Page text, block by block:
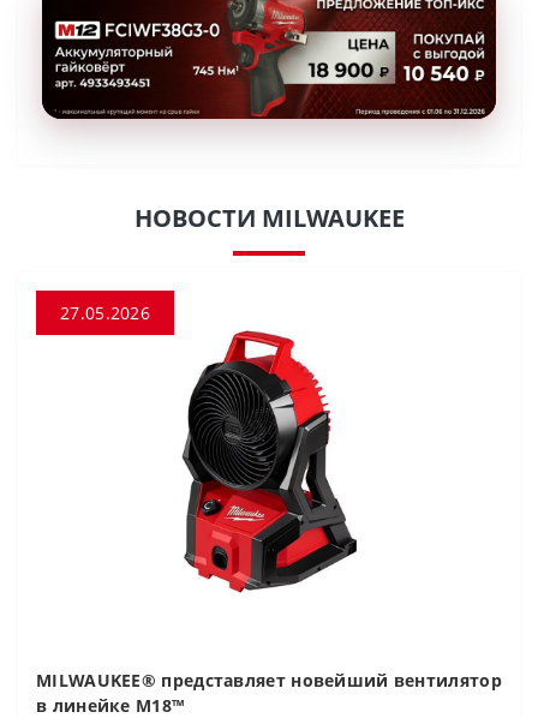
НОВОСТИ MILWAUKEE
27.05.2026
MILWAUKEE® представляет новейший вентилятор
в линейке M18™